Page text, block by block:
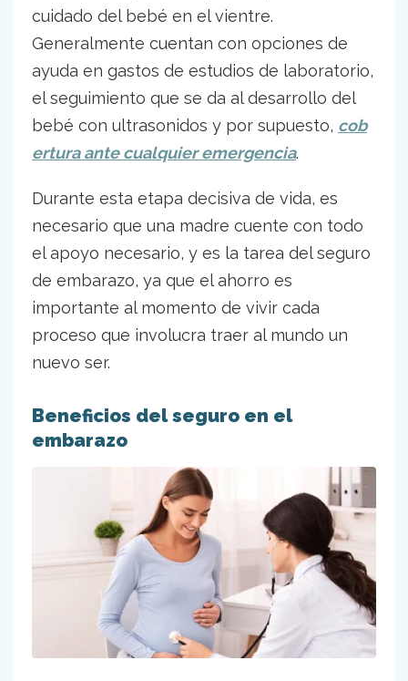
cuidado del bebé en el vientre.
Generalmente cuentan con opciones de
ayuda en gastos de estudios de laboratorio,
el seguimiento que se da al desarrollo del
bebé con ultrasonidos y por supuesto, cob
ertura ante cualquier emergencia.
Durante esta etapa decisiva de vida, es
necesario que una madre cuente con todo
el apoyo necesario, y es la tarea del seguro
de embarazo, ya que el ahorro es
importante al momento de vivir cada
proceso que involucra traer al mundo un
nuevo ser.
Beneficios del seguro en el
embarazo